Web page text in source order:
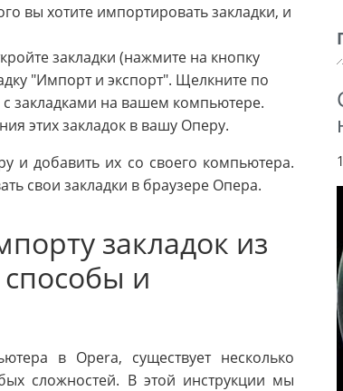
вы хотите импортировать закладки, и
закладки (нажмите на кнопку
"Импорт и экспорт". Щелкните по
закладками на вашем компьютере.
этих закладок в вашу Оперу.
и добавить их со своего компьютера.
свои закладки в браузере Опера.
закладок из
и
в Opera, существует несколько
сложностей. В этой инструкции мы